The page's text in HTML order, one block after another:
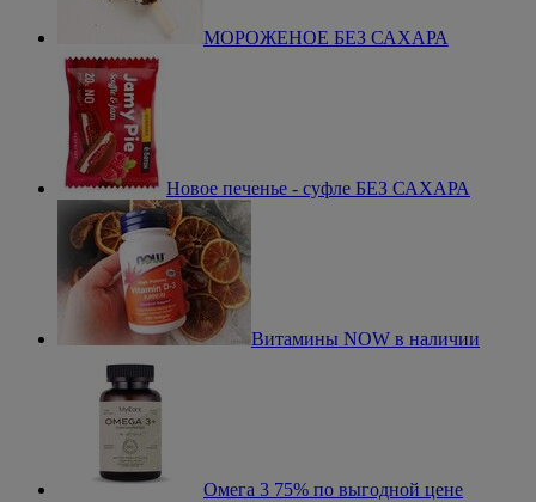
МОРОЖЕНОЕ БЕЗ САХАРА
Новое печенье - суфле БЕЗ САХАРА
Витамины NOW в наличии
Омега 3 75% по выгодной цене